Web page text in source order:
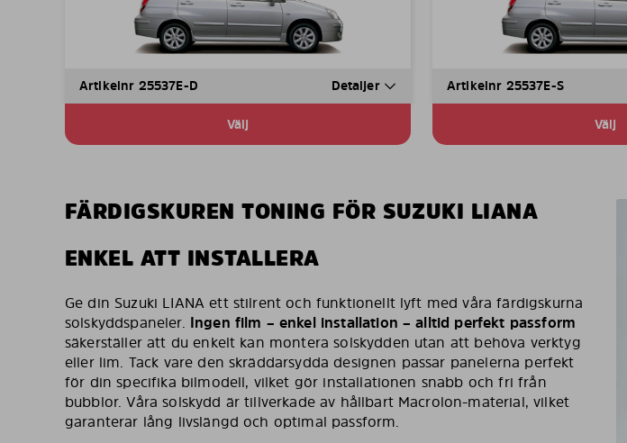
Artikelnr 25537E-D Detaljer
Välj
Artikelnr 25537E-S
Välj
FÄRDIGSKUREN TONING FÖR SUZUKI LIANA
ENKEL ATT INSTALLERA
Ge din Suzuki LIANA ett stilrent och funktionellt lyft med våra färdigskurna
solskyddspaneler. Ingen film – enkel installation – alltid perfekt passform
säkerställer att du enkelt kan montera solskydden utan att behöva verktyg
eller lim. Tack vare den skräddarsydda designen passar panelerna perfekt
för din specifika bilmodell, vilket gör installationen snabb och fri från
bubblor. Våra solskydd är tillverkade av hållbart Macrolon-material, vilket
garanterar lång livslängd och optimal passform.